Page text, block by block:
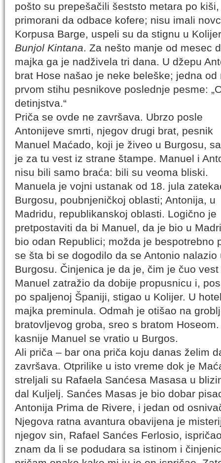
pošto su prepešačili šeststo metara po
primorani da odbace kofere; nisu imali
Korpusa Barge, uspeli su da stignu u
Bunjol Kintana. Za nešto manje od mesec
majka ga je nadživela tri dana. U džepu
brat Hose našao je neke beleške; jedna
prvom stihu pesnikove poslednje pesme:
detinjstva.“
Priča se ovde ne završava. Ubrzo posle
Antonijeve smrti, njegov drugi brat, pesnik
Manuel Maćado, koji je živeo u Burgosu,
je za tu vest iz strane štampe. Manuel i
nisu bili samo braća: bili su veoma bliski.
Manuela je vojni ustanak od 18. jula
Burgosu, poubnjeničkoj oblasti; Antonija, u
Madridu, republikanskoj oblasti. Logično je
pretpostaviti da bi Manuel, da je bio u
bio odan Republici; možda je bespotrebno
se šta bi se dogodilo da se Antonio nalazio
Burgosu. Činjenica je da je, čim je čuo
Manuel zatražio da dobije propusnicu i,
po spaljenoj Španiji, stigao u Kolijer. U
majka preminula. Odmah je otišao na
bratovljevog groba, sreo s bratom
kasnije Manuel se vratio u Burgos.
Ali priča – bar ona priča koju danas želim
završava. Otprilike u isto vreme dok je
streljali su Rafaela Sanćesa Masasa u
dal Kuljelj. Sanćes Masas je bio dobar
Antonija Prima de Rivere, i jedan od
Njegova ratna avantura obavijena je
njegov sin, Rafael Sanćes Ferlosio,
znam da li se podudara sa istinom i